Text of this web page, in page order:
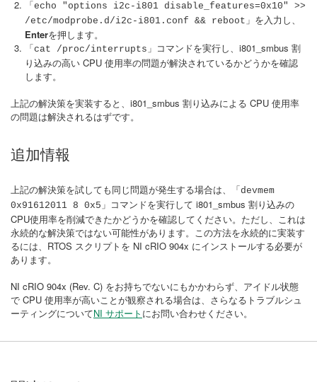
「echo "options i2c-i801 disable_features=0x10" >>
/etc/modprobe.d/i2c-i801.conf && reboot 」を入力し、
Enterを押します。
「cat /proc/interrupts 」コマンドを実行し、i801_smbus 割
り込みの高い CPU 使用率の問題が解決されているかどうかを確認
します。
上記の解決策を実装すると、i801_smbus 割り込みによる CPU 使用率
の問題は解決されるはずです。
追加情報
上記の解決策を試しても同じ問題が発生する場合は、「devmem
0x91612011 8 0x5」 コマンドを実行して i801_smbus 割り込みの
CPU使用率を削減できたかどうかを確認してください。ただし、これは
永続的な解決策ではない可能性があります。この方法を永続的に実装す
るには、RTOS スクリプトを NI cRIO 904x にインストールする必要が
あります。
NI cRIO 904x (Rev. C) をお持ちでないにもかかわらず、アイドル状態
で CPU 使用率が高いことが観察される場合は、さらなるトラブルシュ
ーティングについてNI サポート にお問い合わせください。